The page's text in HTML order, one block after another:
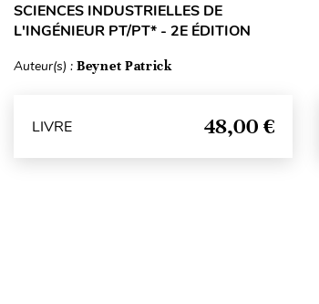
SCIENCES INDUSTRIELLES DE
L'INGÉNIEUR PT/PT* - 2E ÉDITION
Auteur(s) : Beynet Patrick
LIVRE 48,00 €